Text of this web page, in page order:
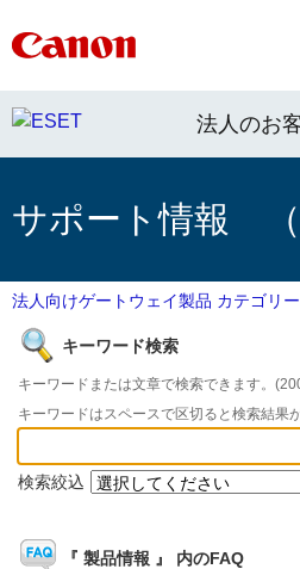
法人のお
サポート情報 （
法人向けゲートウェイ製品 カテゴリ
キーワード検索
キーワードまたは文章で検索できます。
キーワードはスペースで区切ると検索結果
検索絞込
『 製品情報 』 内のFAQ